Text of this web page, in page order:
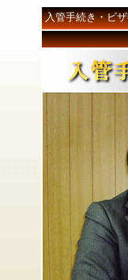
入管手続き・ビ